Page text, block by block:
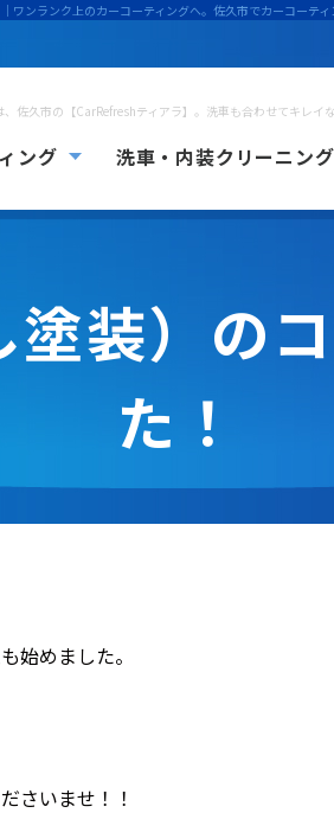
｜ワンランク上のカーコーティングへ。佐久市でカーコーテ
佐久市の【CarRefreshティアラ】。洗車も合わせてキレイ
ング 洗車・内装クリーニング
装）の
た！
始めました。
さいませ！！